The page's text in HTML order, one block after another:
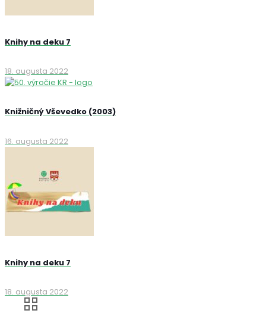
Knihy na deku 7
18. augusta 2022
Knižničný Vševedko (2003)
16. augusta 2022
Knihy na deku 7
18. augusta 2022